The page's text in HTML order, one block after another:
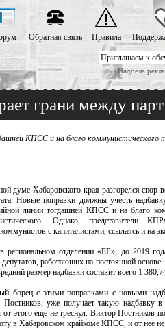
Приглашаем к
Надоела
Обратная связь Правила
грани между
КПСС и на благо коммунистического
думе Хабаровского края разгорелся спор
Новые поправки должны учесть
линии тогдашней КПСС и на благо
Однако, представители
с капиталистами, ссылаясь и на
отделении «ЕР», до 2019
депутатов, работающих на постоянной
размер надбавки составит всего 1
борец с этими поправками с новыми
Постников, уже получает такую надбавку
этого еще не треснул. Виктор Постников
в Хабаровском крайкоме КПСС, и от нее не